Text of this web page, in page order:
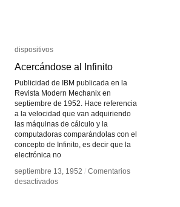
dispositivos
Acercándose al Infinito
Publicidad de IBM publicada en la
Revista Modern Mechanix en
septiembre de 1952. Hace referencia
a la velocidad que van adquiriendo
las máquinas de cálculo y la
computadoras comparándolas con el
concepto de Infinito, es decir que la
electrónica no
septiembre 13, 1952 / Comentarios
desactivadosen
dispositivos
Acercándose al Infinito
septiembre 13, 1952 / Comentarios
desactivadosen